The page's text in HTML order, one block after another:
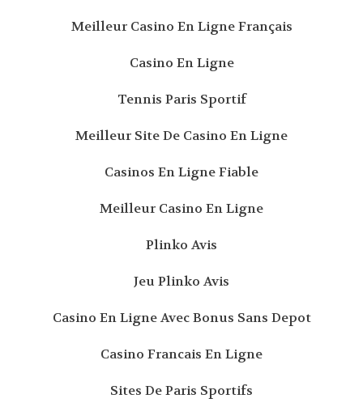
Meilleur Casino En Ligne Français
Casino En Ligne
Tennis Paris Sportif
Meilleur Site De Casino En Ligne
Casinos En Ligne Fiable
Meilleur Casino En Ligne
Plinko Avis
Jeu Plinko Avis
Casino En Ligne Avec Bonus Sans Depot
Casino Francais En Ligne
Sites De Paris Sportifs